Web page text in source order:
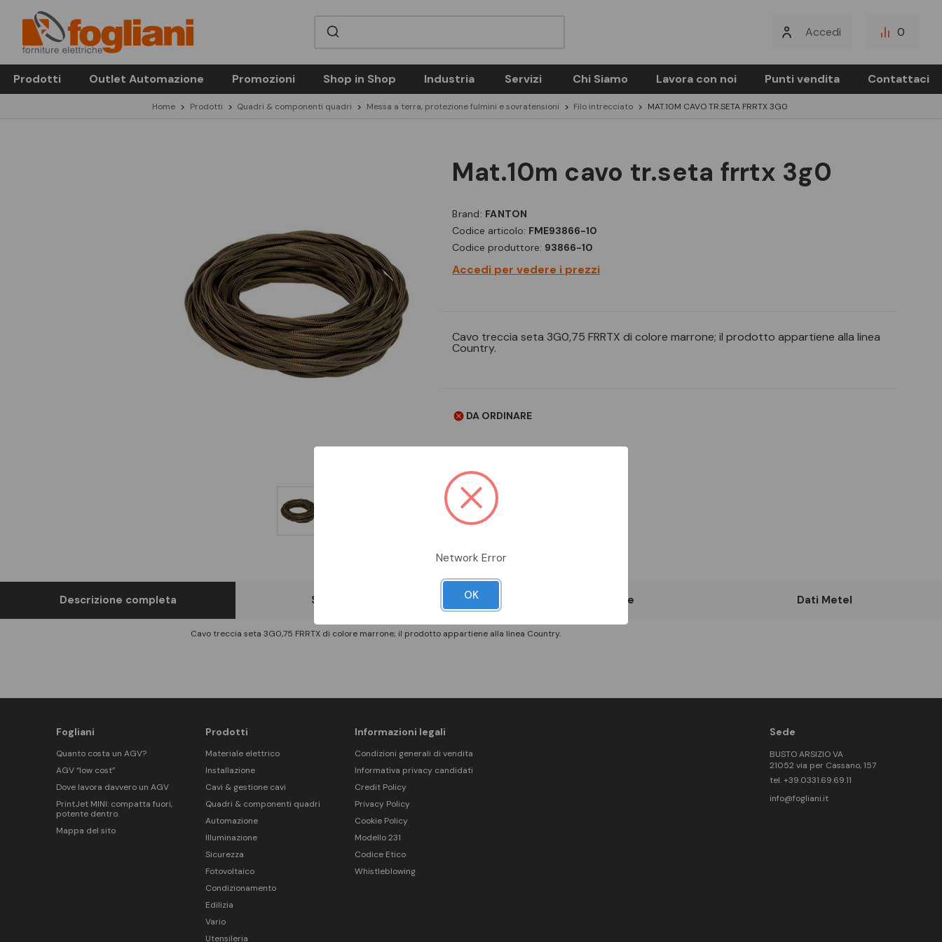
Accedi 0
Prodotti Outlet Automazione Promozioni Shop in Shop Industria Servizi Chi Siamo Lavora con noi Punti vendita Contattaci
Home Prodotti Quadri & componenti quadri Messa a terra, protezione fulmini e sovratensioni Filo intrecciato MAT.10M CAVO TR.SETA FRRTX 3G0
mat.10m cavo tr.seta frrtx 3g0
Brand: FANTON
Codice articolo: FME93866-10
Codice produttore: 93866-10
Accedi per vedere i prezzi
Cavo treccia seta 3G0,75 FRRTX di colore marrone; il prodotto appartiene alla linea
Country.
DA ORDINARE
Descrizione completa Scheda Tecnica Documentazione Dati Metel
Cavo treccia seta 3G0,75 FRRTX di colore marrone; il prodotto appartiene alla linea Country.
Fogliani
Quanto costa un AGV?
AGV “low cost”
Dove lavora davvero un AGV
PrintJet MINI: compatta fuori,
potente dentro.
Mappa del sito
Prodotti
Materiale elettrico
Installazione
Cavi & gestione cavi
Quadri & componenti quadri
Automazione
Illuminazione
Sicurezza
Fotovoltaico
Condizionamento
Edilizia
Vario
Utensileria
Informazioni legali
Condizioni generali di vendita
Informativa privacy candidati
Credit Policy
Privacy Policy
Cookie Policy
Modello 231
Codice Etico
Whistleblowing
Sede
BUSTO ARSIZIO VA
21052 via per Cassano, 157
tel. +39.0331.69.69.11
info@fogliani.it
Network Error
OK